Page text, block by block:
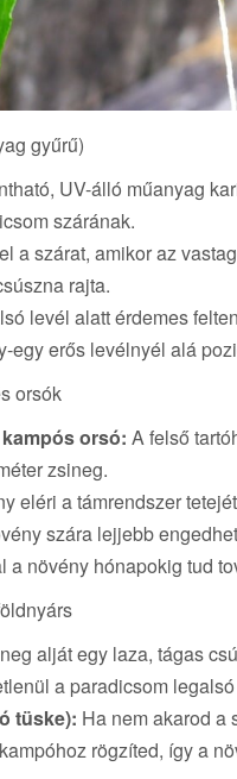
gyűrű)
UV-álló műanyag
szárának.
a szárat, amikor az
rajta.
levél alatt érdemes
egy erős levélnyél alá
orsók
orsó: A felső
zsineg.
eléri a támrendszer
szára lejjebb
a növény hónapokig tud
alját egy laza, tágas
a paradicsom
tüske): Ha nem akarod a
rögzíted, így a